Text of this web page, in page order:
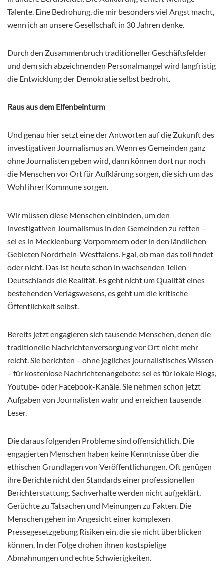
Talente. Eine Bedrohung, die mir besonders viel Angst macht,
wenn ich an unsere Gesellschaft in 30 Jahren denke.
Durch den Zusammenbruch traditioneller Geschäftsfelder
und dem sich abzeichnenden Personalmangel wird langfristig
die Entwicklung der Demokratie selbst bedroht.
Raus aus dem Elfenbeinturm
Und genau hier setzt eine der Antworten auf die Zukunft des
investigativen Journalismus an. Wenn es Gemeinden ganz
ohne Journalisten geben wird, dann können dort nur noch
die Menschen vor Ort für Aufklärung sorgen, die sich um das
Wohl ihrer Kommune sorgen.
Wir müssen diese Menschen einbinden, um den
investigativen Journalismus in den Gemeinden zu retten –
sei es in Mecklenburg-Vorpommern oder in den ländlichen
Gebieten Nordrhein-Westfalens. Egal, ob man das toll findet
oder nicht. Das ist heute schon in wachsenden Teilen
Deutschlands die Realität. Es geht nicht um Qualität eines
bestehenden Verlagswesens, es geht um die kritische
Öffentlichkeit selbst.
Bereits jetzt engagieren sich tausende Menschen, denen die
traditionelle Nachrichtenversorgung vor Ort nicht mehr
reicht. Sie berichten – ohne jegliches journalistisches Wissen
– für kostenlose Nachrichtenangebote: sei es für lokale Blogs,
Youtube- oder Facebook-Kanäle. Sie nehmen schon jetzt
Aufgaben von Journalisten wahr und erreichen tausende
Leser.
Die daraus folgenden Probleme sind offensichtlich. Die
engagierten Menschen haben keine Kenntnisse über die
ethischen Grundlagen von Veröffentlichungen. Oft genügen
ihre Berichte nicht den Standards einer professionellen
Berichterstattung. Sachverhalte werden nicht aufgeklärt,
Gerüchte zu Tatsachen und Meinungen zu Fakten. Die
Menschen gehen im Angesicht einer komplexen
Pressegesetzgebung Risiken ein, die sie nicht überblicken
können. In der Folge drohen ihnen kostspielige
Abmahnungen und echte Schwierigkeiten.